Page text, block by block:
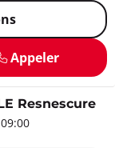
Appeler
Resnescure